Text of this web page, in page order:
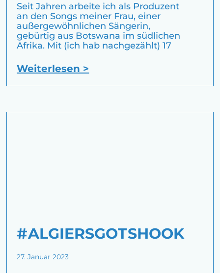
Seit Jahren arbeite ich als Produzent
an den Songs meiner Frau, einer
außergewöhnlichen Sängerin,
gebürtig aus Botswana im südlichen
Afrika. Mit (ich hab nachgezählt) 17
Weiterlesen >
#ALGIERSGOTSHOOK
27. Januar 2023